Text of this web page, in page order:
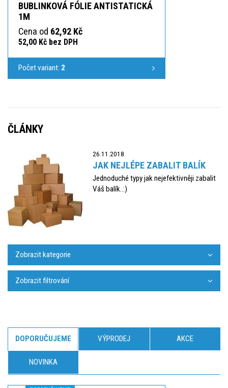
BUBLINKOVÁ FÓLIE ANTISTATICKÁ
1M
Cena od 62,92 Kč
52,00 Kč bez DPH
Počet variant: 2
ČLÁNKY
26.11.2018
JAK NEJLÉPE ZABALIT BALÍK
Jednoduché typy jak nejefektivněji zabalit
Váš balík..:)
Zobrazit kategorie
Zobrazit filtrování
DOPORUČUJEME VÝPRODEJ AKCE
NOVINKA